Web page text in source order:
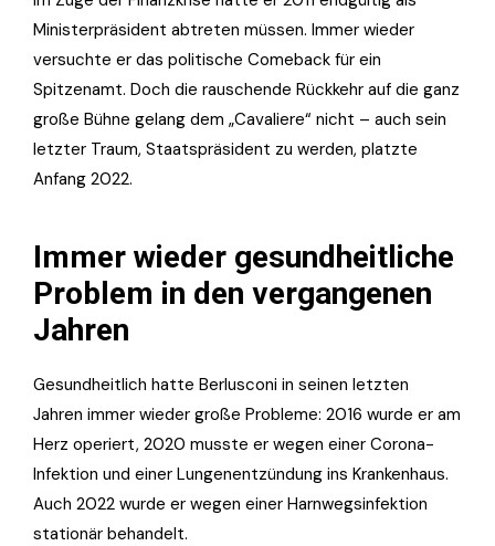
Ministerpräsident abtreten müssen. Immer wieder
versuchte er das politische Comeback für ein
Spitzenamt. Doch die rauschende Rückkehr auf die ganz
große Bühne gelang dem „Cavaliere“ nicht – auch sein
letzter Traum, Staatspräsident zu werden, platzte
Anfang 2022.
Immer wieder gesundheitliche
Problem in den vergangenen
Jahren
Gesundheitlich hatte Berlusconi in seinen letzten
Jahren immer wieder große Probleme: 2016 wurde er am
Herz operiert, 2020 musste er wegen einer Corona-
Infektion und einer Lungenentzündung ins Krankenhaus.
Auch 2022 wurde er wegen einer Harnwegsinfektion
stationär behandelt.